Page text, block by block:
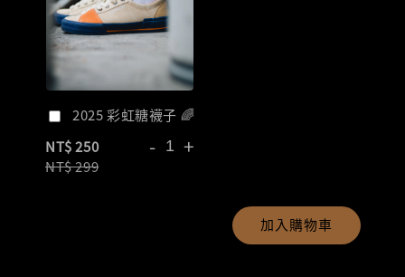
2025 彩虹糖襪子 🌈
NT$ 250
NT$ 299
- +
加入購物車